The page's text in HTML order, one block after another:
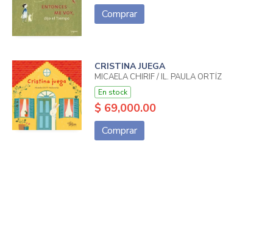
Comprar
CRISTINA JUEGA
MICAELA CHIRIF / IL. PAULA ORTÍZ
En stock
$ 69,000.00
Comprar